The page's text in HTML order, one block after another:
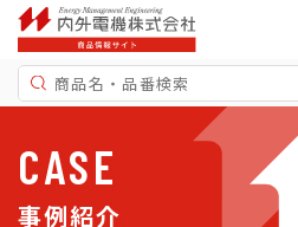
CASE
事例紹介